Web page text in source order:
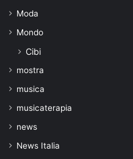
Moda
Mondo
Cibi
mostra
musica
musicaterapia
news
News Italia